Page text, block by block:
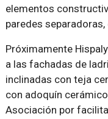
elementos
paredes separadoras,
Próximamente
a las fachadas de
inclinadas con teja
con adoquín
Asociación por